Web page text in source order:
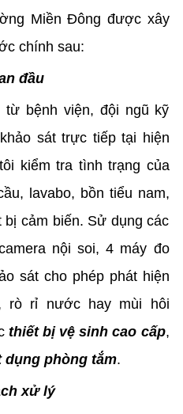
Miền Đông được xây
chính sau:
đầu
bệnh viện, đội ngũ kỹ
sát trực tiếp tại hiện
kiểm tra tình trạng của
lavabo, bồn tiểu nam,
cảm biến. Sử dụng các
nội soi, 4 máy đo
sát cho phép phát hiện
rò rỉ nước hay mùi hôi
thiết bị vệ sinh cao cấp,
dụng phòng tắm.
xử lý